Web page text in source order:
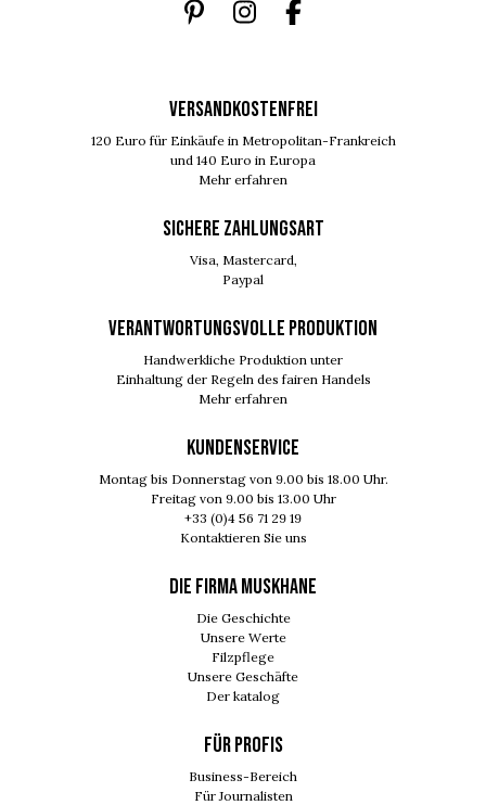
VERSANDKOSTENFREI
120 Euro für Einkäufe in Metropolitan-Frankreich
und 140 Euro in Europa
Mehr erfahren
SICHERE ZAHLUNGSART
Visa, Mastercard,
Paypal
VERANTWORTUNGSVOLLE PRODUKTION
Handwerkliche Produktion unter
Einhaltung der Regeln des fairen Handels
Mehr erfahren
KUNDENSERVICE
Montag bis Donnerstag von 9.00 bis 18.00 Uhr.
Freitag von 9.00 bis 13.00 Uhr
+33 (0)4 56 71 29 19
Kontaktieren Sie uns
DIE FIRMA MUSKHANE
Die Geschichte
Unsere Werte
Filzpflege
Unsere Geschäfte
Der katalog
FÜR PROFIS
Business-Bereich
Für Journalisten